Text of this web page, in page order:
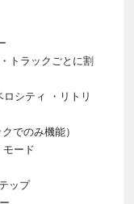
トラックごとに割
シティ ・リトリ
でのみ機能）
モード
ップ